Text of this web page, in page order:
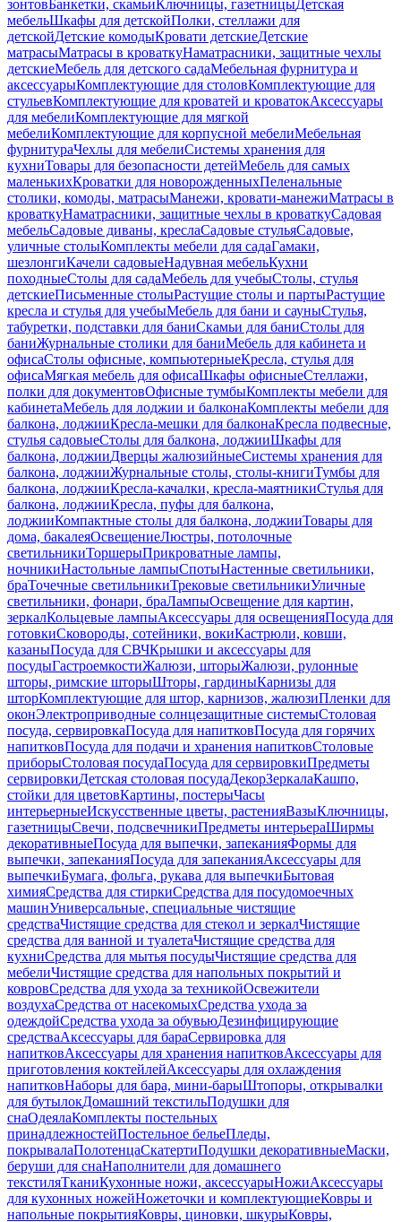
зонтовБанкетки, скамьиКлючницы, газетницыДетская
мебельШкафы для детскойПолки, стеллажи для
детскойДетские комодыКровати детскиеДетские
матрасыМатрасы в кроваткуНаматрасники, защитные чехлы
детскиеМебель для детского садаМебельная фурнитура и
аксессуарыКомплектующие для столовКомплектующие для
стульевКомплектующие для кроватей и кроватокАксессуары
для мебелиКомплектующие для мягкой
мебелиКомплектующие для корпусной мебелиМебельная
фурнитураЧехлы для мебелиСистемы хранения для
кухниТовары для безопасности детейМебель для самых
маленькихКроватки для новорожденныхПеленальные
столики, комоды, матрасыМанежи, кровати-манежиМатрасы в
кроваткуНаматрасники, защитные чехлы в кроваткуСадовая
мебельСадовые диваны, креслаСадовые стульяСадовые,
уличные столыКомплекты мебели для садаГамаки,
шезлонгиКачели садовыеНадувная мебельКухни
походныеСтолы для садаМебель для учебыСтолы, стулья
детскиеПисьменные столыРастущие столы и партыРастущие
кресла и стулья для учебыМебель для бани и сауныСтулья,
табуретки, подставки для баниСкамьи для баниСтолы для
баниЖурнальные столики для баниМебель для кабинета и
офисаСтолы офисные, компьютерныеКресла, стулья для
офисаМягкая мебель для офисаШкафы офисныеСтеллажи,
полки для документовОфисные тумбыКомплекты мебели для
кабинетаМебель для лоджии и балконаКомплекты мебели для
балкона, лоджииКресла-мешки для балконаКресла подвесные,
стулья садовыеСтолы для балкона, лоджииШкафы для
балкона, лоджииДверцы жалюзийныеСистемы хранения для
балкона, лоджииЖурнальные столы, столы-книгиТумбы для
балкона, лоджииКресла-качалки, кресла-маятникиСтулья для
балкона, лоджииКресла, пуфы для балкона,
лоджииКомпактные столы для балкона, лоджииТовары для
дома, бакалеяОсвещениеЛюстры, потолочные
светильникиТоршерыПрикроватные лампы,
ночникиНастольные лампыСпотыНастенные светильники,
браТочечные светильникиТрековые светильникиУличные
светильники, фонари, браЛампыОсвещение для картин,
зеркалКольцевые лампыАксессуары для освещенияПосуда для
готовкиСковороды, сотейники, вокиКастрюли, ковши,
казаныПосуда для СВЧКрышки и аксессуары для
посудыГастроемкостиЖалюзи, шторыЖалюзи, рулонные
шторы, римские шторыШторы, гардиныКарнизы для
шторКомплектующие для штор, карнизов, жалюзиПленки для
оконЭлектроприводные солнцезащитные системыСтоловая
посуда, сервировкаПосуда для напитковПосуда для горячих
напитковПосуда для подачи и хранения напитковСтоловые
приборыСтоловая посудаПосуда для сервировкиПредметы
сервировкиДетская столовая посудаДекорЗеркалаКашпо,
стойки для цветовКартины, постерыЧасы
интерьерныеИскусственные цветы, растенияВазыКлючницы,
газетницыСвечи, подсвечникиПредметы интерьераШирмы
декоративныеПосуда для выпечки, запеканияФормы для
выпечки, запеканияПосуда для запеканияАксессуары для
выпечкиБумага, фольга, рукава для выпечкиБытовая
химияСредства для стиркиСредства для посудомоечных
машинУниверсальные, специальные чистящие
средстваЧистящие средства для стекол и зеркалЧистящие
средства для ванной и туалетаЧистящие средства для
кухниСредства для мытья посудыЧистящие средства для
мебелиЧистящие средства для напольных покрытий и
ковровСредства для ухода за техникойОсвежители
воздухаСредства от насекомыхСредства ухода за
одеждойСредства ухода за обувьюДезинфицирующие
средстваАксессуары для бараСервировка для
напитковАксессуары для хранения напитковАксессуары для
приготовления коктейлейАксессуары для охлаждения
напитковНаборы для бара, мини-барыШтопоры, открывалки
для бутылокДомашний текстильПодушки для
снаОдеялаКомплекты постельных
принадлежностейПостельное бельеПледы,
покрывалаПолотенцаСкатертиПодушки декоративныеМаски,
беруши для снаНаполнители для домашнего
текстиляТканиКухонные ножи, аксессуарыНожиАксессуары
для кухонных ножейНожеточки и комплектующиеКовры и
напольные покрытияКовры, циновки, шкурыКовры,